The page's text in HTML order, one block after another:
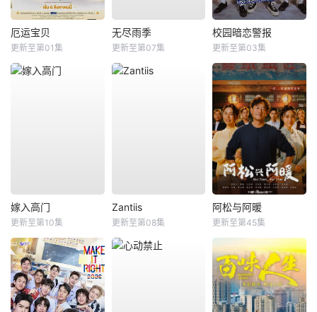
厄运宝贝
更新至第01集
无尽雨季
更新至第07集
校园暗恋警报
更新至第03集
嫁入高门
更新至第10集
Zantiis
更新至第08集
阿松与阿暖
更新至第45集